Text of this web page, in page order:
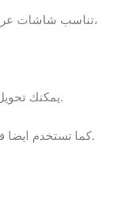
تناسب شاشات عرضخدمات متميزة فى مجال الدعاية والاعلان،
يمكنك تحويل أي جدار أو سطح إلى مركز أساسي للمعلومات والترفيه ، ومن ثم الانتقال بمنتجك و مؤسستك إلى المستوى الأعلى.
كما تستخدم ايضا فى مجالات العروض مثل عروض الأزياء، كما تستخدم داخل قاعات التعليم والتدريب والاحتفالات والندوات والاجتماعات.